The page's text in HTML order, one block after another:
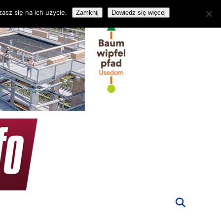
się na ich użycie. Zamknij Dowiedz się więcej